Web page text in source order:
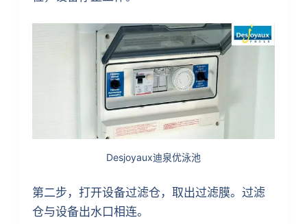
Desjoyaux迪泉优泳池
第二步，打开设备过滤仓，取出过滤膜。过滤
仓与设备出水口相连。